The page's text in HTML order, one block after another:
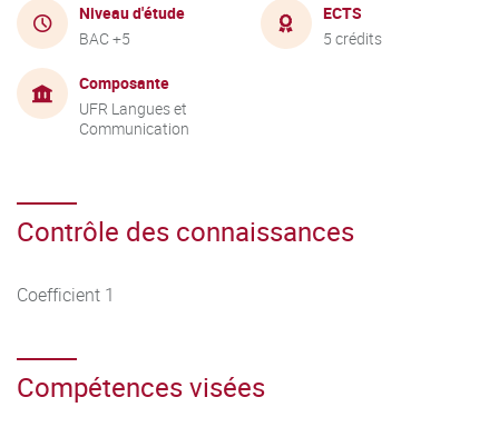
Niveau d'étude
BAC +5
ECTS
5 crédits
Composante
UFR Langues et
Communication
Contrôle des connaissances
Coefficient 1
Compétences visées